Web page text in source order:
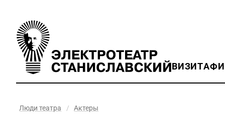
ВИЗИТ
Люди театра / Актеры